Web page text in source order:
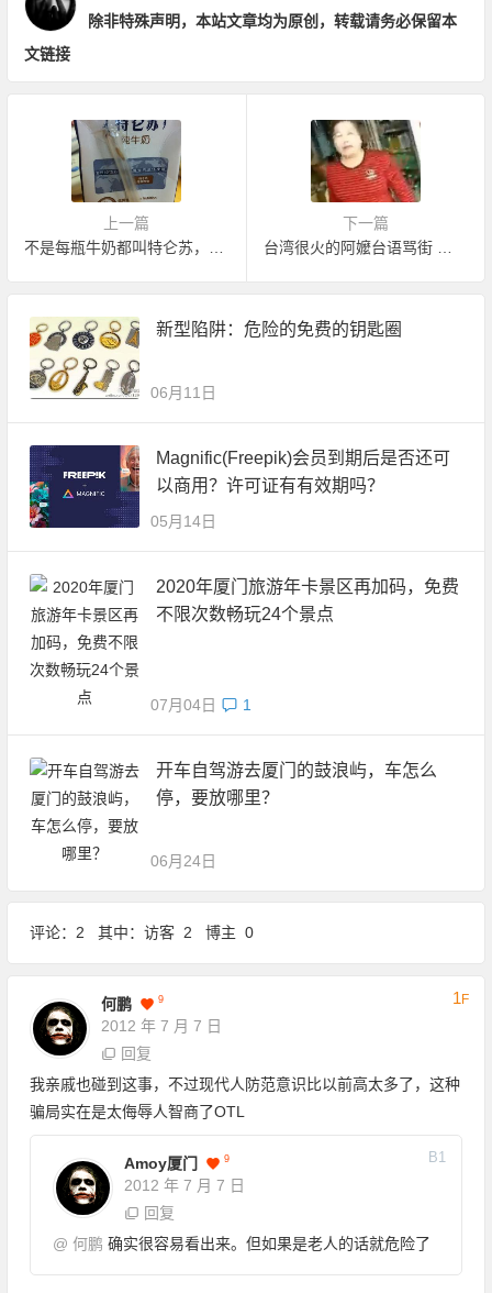
除非特殊声明，本站文章均为原创，转载请务必保留本
文链接
上一篇
下一篇
新型陷阱：危险的免费的钥匙圈
06月11日
Magnific(Freepik)会员到期后是否还可
以商用？许可证有有效期吗？
05月14日
2020年厦门旅游年卡景区再加码，免费
不限次数畅玩24个景点
07月04日 1
开车自驾游去厦门的鼓浪屿，车怎么
停，要放哪里？
06月24日
评论：2 其中：访客 2 博主 0
何鹏 9
2012 年 7 月 7 日
1F
回复
我亲戚也碰到这事，不过现代人防范意识比以前高太多了，这种
骗局实在是太侮辱人智商了OTL
Amoy厦门 9
2012 年 7 月 7 日
B1
回复
@ 何鹏 确实很容易看出来。但如果是老人的话就危险了